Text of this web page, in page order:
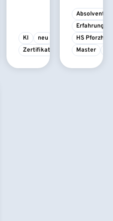
KI
neu
Zertifikatskurs
Absolvent/-
HS
Master